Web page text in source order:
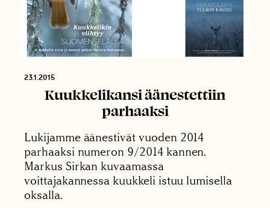
23.1.2015
Kuukkelikansi äänestettiin
parhaaksi
Lukijamme äänestivät vuoden 2014
parhaaksi numeron 9/2014 kannen.
Markus Sirkan kuvaamassa
voittajakannessa kuukkeli istuu lumisella
oksalla.